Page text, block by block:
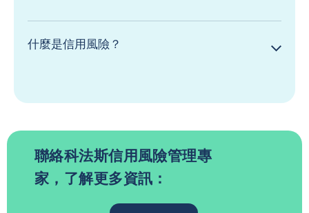
什麼是信用風險？
聯絡科法斯信用風險管理專
家，了解更多資訊：